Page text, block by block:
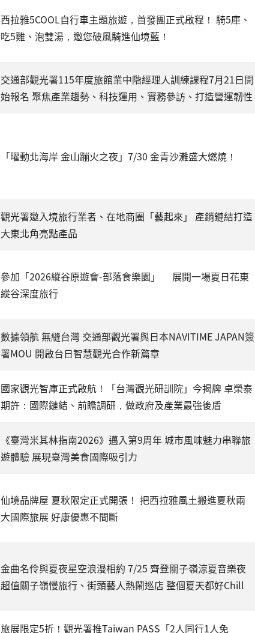
西拉雅5COOL自行車主題旅遊，首發團正式啟程！ 騎5庫、
吃5雞、泡雙湯，邀您破風騎進仙境藍！
交通部觀光署115年度旅館業中階經理人訓練課程7月21日開
始報名 聚焦產業趨勢、科技運用、實務參訪、打造營運韌性
「曜動北海岸 金山蹦火之夜」7/30 金青沙灘盛大燃燒！
觀光署邀入境旅行業者、在地商圈「藝起來」 產銷鏈結打造
大東北角亮點產品
參加「2026縱谷原遊會-部落食樂園」 展開一場夏日花東
縱谷深度旅行
數據領航 無縫台灣 交通部觀光署與日本NAVITIME JAPAN簽
署MOU 開啟台日智慧觀光合作新篇章
國家觀光智庫正式啟航！「台灣觀光研訓院」今揭牌 卓榮泰
期許：國際鏈結、前瞻調研，做政府及產業最強後盾
《臺灣米其林指南2026》邁入第9周年 城市風味魅力串聯旅
遊體驗 展現臺灣美食國際吸引力
仙境品牌屋 夏秋限定正式開張！ 把西拉雅風土搬進夏秋兩
大國際旅展 好康優惠不間斷
金曲名伶與夏夜星空浪漫相約 7/25 齊登關子嶺涼夏音樂夜
超值關子嶺慢旅行、街頭藝人熱鬧巡店 整個夏天都好Chill
旅展限定5折！觀光署推Taiwan PASS「2人同行1人免